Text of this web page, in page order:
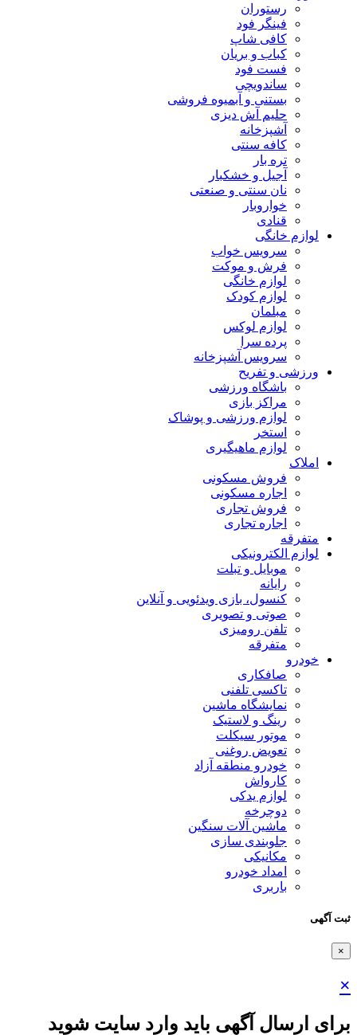
رستوران
فینگر فود
کافی شاپ
کباب و بریان
فست فود
ساندویچی
بستنی و آبمیوه فروشی
حلیم آش دیزی
آشپزخانه
کافه سنتی
تره بار
آجیل و خشکبار
نان سنتی و صنعتی
خواروبار
قنادی
لوازم خانگی
سرویس خواب
فرش و موکت
لوازم خانگی
لوازم کودک
مبلمان
لوازم لوکس
پرده سرا
سرویس آشپزخانه
ورزشی و تفریح
باشگاه ورزشی
مراکز بازی
لوازم ورزشی و پوشاک
استخر
لوازم ماهیگیری
املاک
فروش مسکونی
اجاره مسکونی
فروش تجاری
اجاره تجاری
متفرقه
لوازم الکترونیکی
موبایل و تبلت
رایانه
کنسول، بازی‌ ویدئویی و آنلاین
صوتی و تصویری
تلفن رومیزی
متفرقه
خودرو
صافکاری
تاکسی تلفنی
نمایشگاه ماشین
رینگ و لاستیک
موتور سیکلت
تعویض روغنی
خودرو منطقه آزاد
کارواش
لوازم یدکی
دوچرخه
ماشین آلات سنگین
جلوبندی سازی
مکانیکی
امداد خودرو
باربری
ثبت آگهی
×
×
برای ارسال آگهی باید وارد سایت شوید